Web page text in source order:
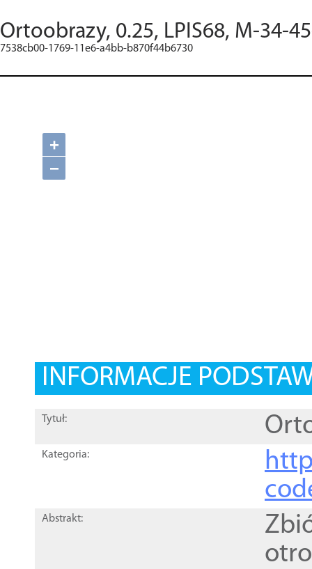
Ortoobrazy, 0.25, LPIS68, M-34-
7538cb00-1769-11e6-a4bb-b870f44b6730
+
−
INFORMACJE
Tytuł:
Kategoria:
Abstrakt: